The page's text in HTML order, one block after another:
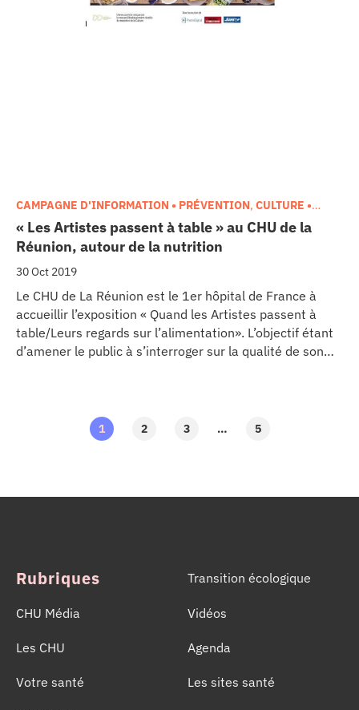
« Les Artistes passent à table » au CHU de la
Réunion, autour de la nutrition
30 Oct 2019
CAMPAGNE D'INFORMATION • PRÉVENTION, CULTURE •
EXPO
OBÉSITÉ
Le CHU de La Réunion est le 1er hôpital de France à
accueillir l’exposition « Quand les Artistes passent à
table/Leurs regards sur l’alimentation». L’objectif étant
d’amener le public à s’interroger sur la qualité de son
1 2 3 … 5
Rubriques
CHU Média
Les CHU
Votre santé
Transition écologique
Vidéos
Agenda
Les sites santé